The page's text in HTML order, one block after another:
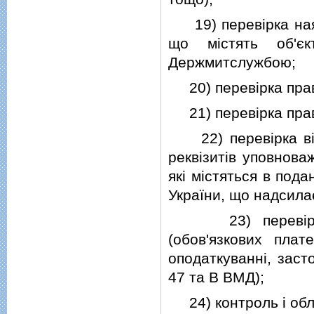
19) перевiрка
що мiстять
Держмитслужбою;
20) перевiрка
21) перевiрка
22) перевiрка
реквiзитiв
якi мiстяться в
України, що
23) перевiрка
(обов'язкових
оподаткуваннi,
47 та B ВМД);
24) контроль i